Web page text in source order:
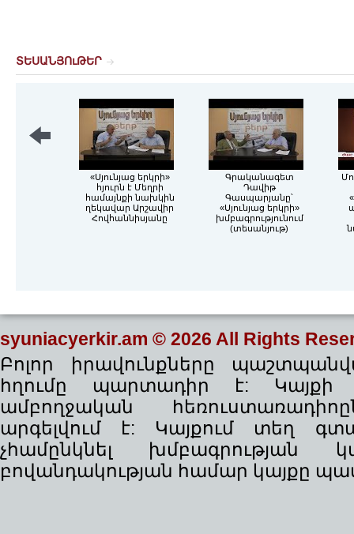
ՏԵՍԱՆՅՈւԹԵՐ
«Սյունյաց երկրի»
հյուրն է Մեղրի
համայնքի նախկին
ղեկավար Արշավիր
Հովհաննիսյանը
Գրականագետ
Դավիթ
Գասպարյանը՝
«Սյունյաց երկրի»
խմբագրությունում
(տեսանյութ)
syuniacyerkir.am © 2026 All Rights
Բոլոր իրավունքները
հղումը պարտադիր է: Կայքի
ամբողջական
արգելվում է: Կայքում տեղ
չհամընկնել խմբագրության
բովանդակության համար կայքը